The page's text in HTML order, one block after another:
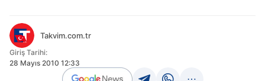
Takvim.com.tr
Giriş Tarihi:
28 Mayıs 2010 12:33